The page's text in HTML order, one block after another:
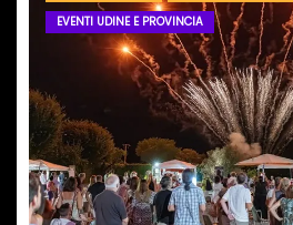
i
c
o
EVENTI UDINE E PROVINCIA